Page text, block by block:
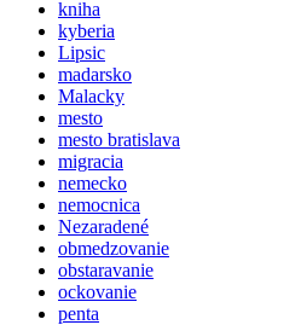
kniha
kyberia
Lipsic
madarsko
Malacky
mesto
mesto bratislava
migracia
nemecko
nemocnica
Nezaradené
obmedzovanie
obstaravanie
ockovanie
penta